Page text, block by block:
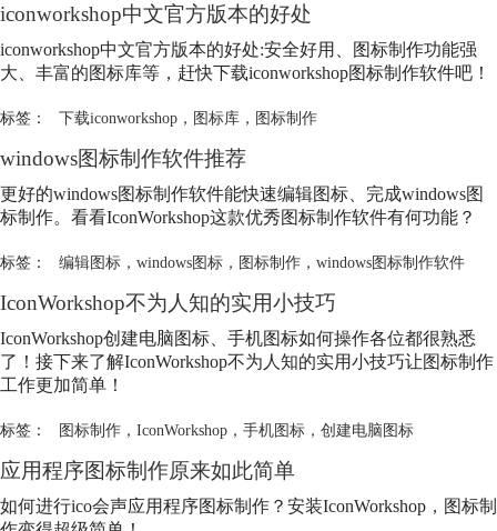
iconworkshop中文官方版本的好处
iconworkshop中文官方版本的好处:安全好用、 图标制作功能强
大、丰富的图标库等，赶快下载iconworkshop图标制作软件吧！
标签： 下载iconworkshop， 图标库， 图标制作
windows图标制作软件推荐
更好的windows图标制作软件能快速编辑图标、完成windows图
标制作。看看IconWorkshop这款优秀图标制作软件有何功能？
标签： 编辑图标， windows图标， 图标制作， windows图标制作软件
IconWorkshop不为人知的实用小技巧
IconWorkshop创建电脑图标、手机图标如何操作各位都很熟悉
了！接下来了解IconWorkshop不为人知的实用小技巧让图标制作
工作更加简单！
标签： 图标制作， IconWorkshop， 手机图标， 创建电脑图标
应用程序图标制作原来如此简单
如何进行ico会声应用程序图标制作 ？安装IconWorkshop， 图标制